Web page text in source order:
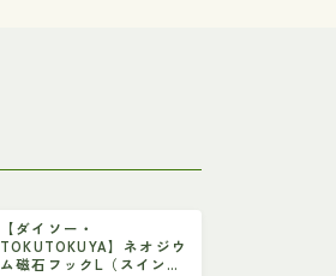
【ダイソー・
TOKUTOKUYA】ネオジウ
ム磁石フックL（スイン